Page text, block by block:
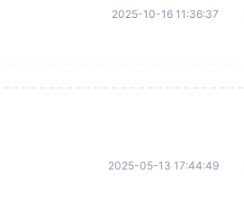
2025-10-16 11:36:37
2025-05-13 17:44:49